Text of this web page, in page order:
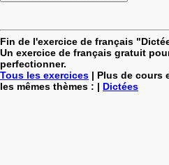
Fin de l'exercice de français
Un exercice de français gratuit
perfectionner.
Tous les exercices | Plus de cours
les mêmes thèmes : | Dictées